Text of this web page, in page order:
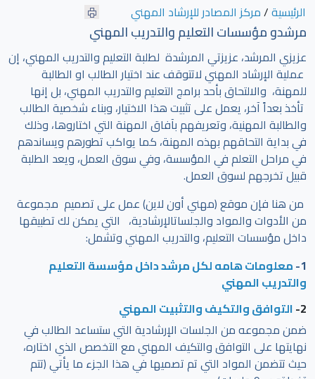
الرئيسية/مركز المصادر للإرشاد المهني
مرشدو مؤسسات التعليم والتدريب المهني
عزيزي المرشد، عزيزتي المرشدة لطلبة التعليم والتدريب المهني، إن
عملية الإرشاد المهني لاتتوقف عند اختيار الطالب او الطالبة
للمهنة، والالتحاق بأحد برامج التعليم والتدريب المهني، بل إنها
تأخذ بعداً آخر، يعمل على تثبيت هذا الاختيار، وبناء شخصية الطالب
والطالبة المهنية، وتعريفهم بآفاق المهنة التي اختاروها، وذلك
في بداية التحاقهم بهذه المهنة، كما يواكب تطورهم ويساندهم
في مراحل التعلم في المؤسسة، وفي سوق العمل، ويعد الطلبة
قبيل تخرجهم لسوق العمل.
من هنا فإن موقع (مهني أون لاين) عمل على تصميم مجموعة
من الأدوات والمواد والجلساتالإرشادية، التي يمكن لك تطبيقها
داخل مؤسسات التعليم، والتدريب المهني وتشمل:
1- معلومات هامه لكل مرشد داخل مؤسسة التعليم
والتدريب المهني
2- التوافق والتكيف والتثبيت المهني
ضمن مجموعه من الجلسات الإرشادية التي ستساعد الطالب في
نهايتها على التوافق والتكيف المهني مع التخصص الذي اختاره،
حيث تتضمن المواد التي تم تصميها في هذا الجزء ما يأتي (تتم